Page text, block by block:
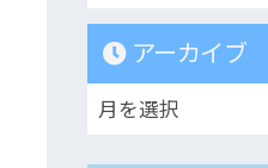
アーカイブ